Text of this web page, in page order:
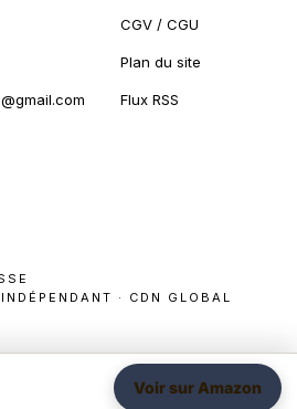
Voir sur Amazon
CGV / CGU
Plan du site
Flux RSS
· CDN GLOBAL